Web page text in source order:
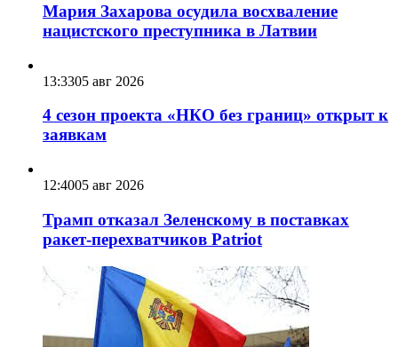
Мария Захарова осудила восхваление
нацистского преступника в Латвии
13:3305 авг 2026
4 сезон проекта «НКО без границ» открыт к
заявкам
12:4005 авг 2026
Трамп отказал Зеленскому в поставках
ракет-перехватчиков Patriot